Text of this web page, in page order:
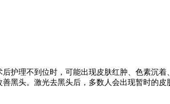
护理不到位时，可能出现皮肤红肿、色素沉
黑头。激光去黑头后，多数人会出现暂时的